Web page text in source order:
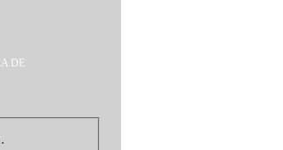
DE